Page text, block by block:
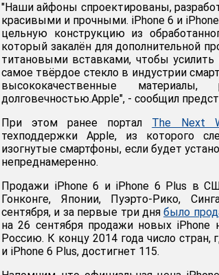
"Наши айфоны спроектированы,
красивыми и прочными. iPhone 6 и
цельную конструкцию из
который закалён для дополнительной
титановыми вставками, чтобы усилить
самое твёрдое стекло в индустрии
высококачественные
долговечностью.Apple", - сообщил
При этом ранее портал The Next
техподдержки Apple, из которого
изогнутые смартфоны, если будет
непреднамеренно.
Продажи iPhone 6 и iPhone 6 Plus в
Гонконге, Японии, Пуэрто-Рико,
сентября, и за первые три днябыло
на 26 сентября продажи новых iPhone
Россию. К концу 2014 года число стран,
и iPhone 6 Plus, достигнет 115.